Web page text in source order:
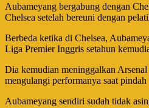
Aubameyang bergabung dengan
Chelsea setelah bereuni dengan
Berbeda ketika di Chelsea,
Liga Premier Inggris setahun
Dia kemudian meninggalkan
mengulangi performanya saat
Aubameyang sendiri sudah tidak